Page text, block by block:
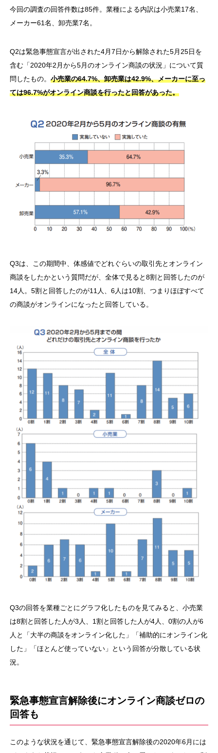
今回の調査の回答件数は85件。業種による内訳は小売業17名、
メーカー61名、卸売業7名。
Q2は緊急事態宣言が出された4月7日から解除された5月25日を
含む「2020年2月から5月のオンライン商談の状況」について質
問したもの。 小売業の64.7%、卸売業は42.9%、メーカーに至っ
ては96.7%がオンライン商談を行ったと回答があった。
Q3は、この期間中、体感値でどれぐらいの取引先とオンライン
商談をしたかという質問だが、全体で見ると8割と回答したのが
14人。5割と回答したのが11人、6人は10割、つまりほぼすべて
の商談がオンラインになったと回答している。
Q3の回答を業種ごとにグラフ化したものを見てみると、小売業
は8割と回答した人が3人、1割と回答した人が4人、0割の人が6
人と「大半の商談をオンライン化した」「補助的にオンライン化
した」「ほとんど使っていない」という回答が分散している状
況。
緊急事態宣言解除後にオンライン商談ゼロの
回答も
このような状況を通じて、緊急事態宣言解除後の2020年6月には